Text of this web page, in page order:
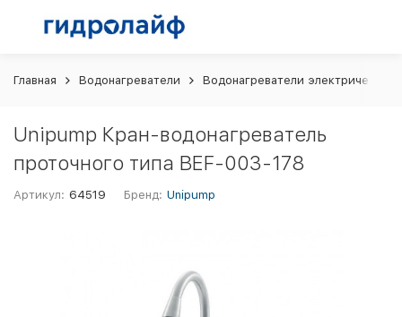
Главная Водонагреватели Водонагреватели электрические
Unipump Кран-водонагреватель
проточного типа BEF-003-178
Артикул: 64519 Бренд: Unipump